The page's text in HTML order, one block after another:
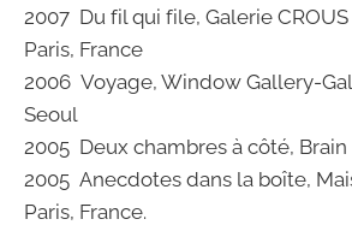
2007 Du fil qui file, Galerie
Paris, France
2006 Voyage, Window Gallery-
Seoul
2005 Deux chambres à côté, Brain
2005 Anecdotes dans la boîte,
Paris, France.